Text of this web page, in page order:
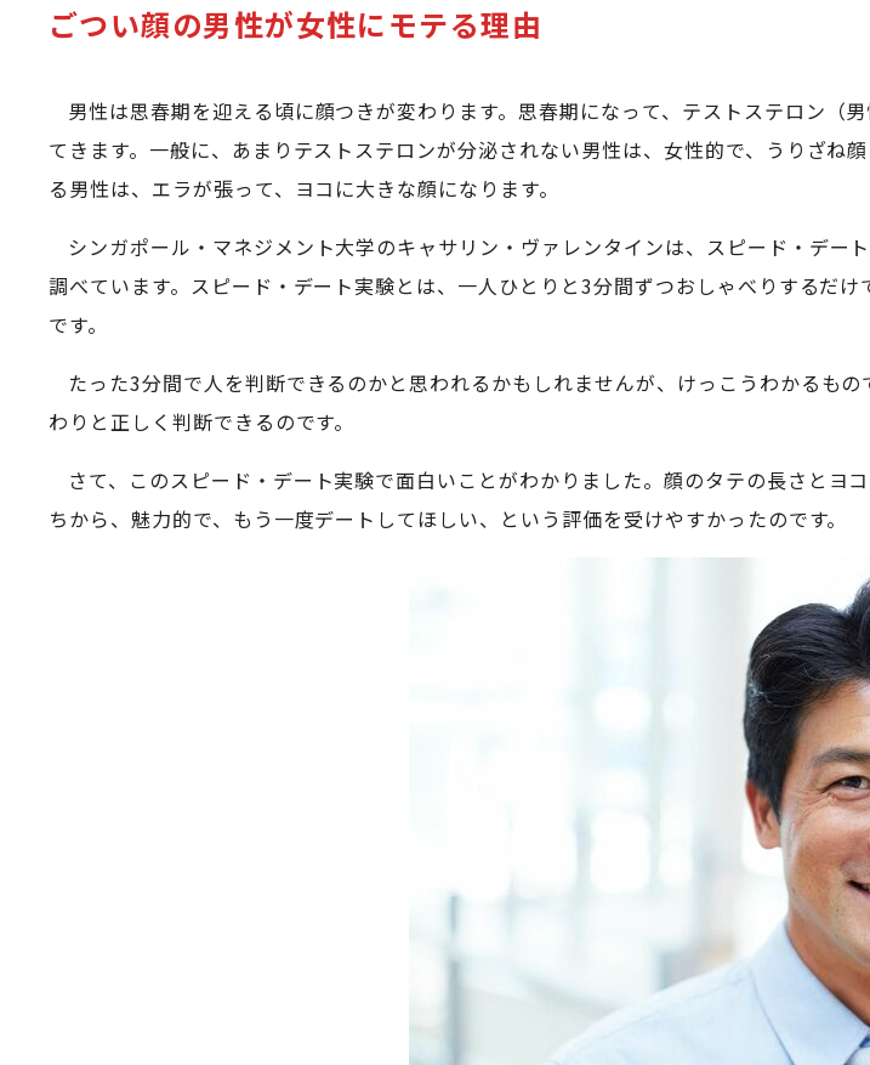
ごつい顔の男性が女性にモテる理由
男性は思春期を迎える頃に顔つきが変わります。思春期になって、テストステロン（
てきます。一般に、あまりテストステロンが分泌されない男性は、女性的で、うりざ
る男性は、エラが張って、ヨコに大きな顔になります。
シンガポール・マネジメント大学のキャサリン・ヴァレンタインは、スピード・デ
調べています。スピード・デート実験とは、一人ひとりと3分間ずつおしゃべりするだ
です。
たった3分間で人を判断できるのかと思われるかもしれませんが、けっこうわかるも
わりと正しく判断できるのです。
さて、このスピード・デート実験で面白いことがわかりました。顔のタテの長さと
ちから、魅力的で、もう一度デートしてほしい、という評価を受けやすかったのです。